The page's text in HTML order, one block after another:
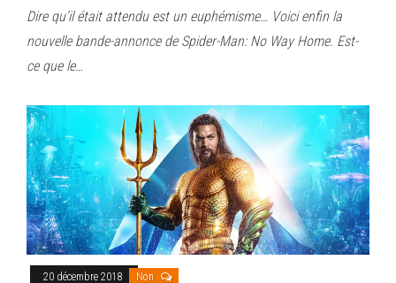
Dire qu’il était attendu est un euphémisme… Voici enfin la
nouvelle bande-annonce de Spider-Man: No Way Home. Est-
ce que le…
20 décembre 2018 Non